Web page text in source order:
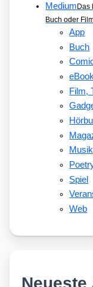
Medium Das
Buch oder
App
Buch
eBook
Film,
Musik
Spiel
Web
Neueste